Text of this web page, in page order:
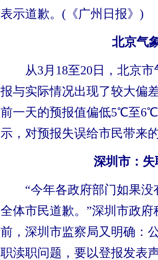
表示道歉。(《广州日报》)
北京气
从3月18至20日，北京市
报与实际情况出现了较大偏
前一天的预报值偏低5℃至
示，对预报失误给市民带来
深圳市：
“今年各政府部门如果没
全体市民道歉。”深圳市政
前，深圳市监察局又明确：
职渎职问题，要以登报发表